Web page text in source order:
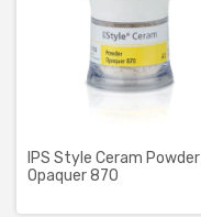
IPS Style Ceram Powder
Opaquer 870